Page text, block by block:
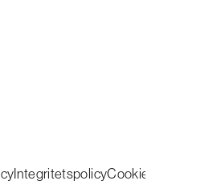
IntegritetspolicyCookie inställningar